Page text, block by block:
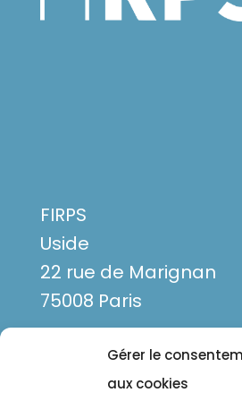
Gérer le
aux cookies
FIRPS
Uside
22 rue de Marignan
75008 Paris